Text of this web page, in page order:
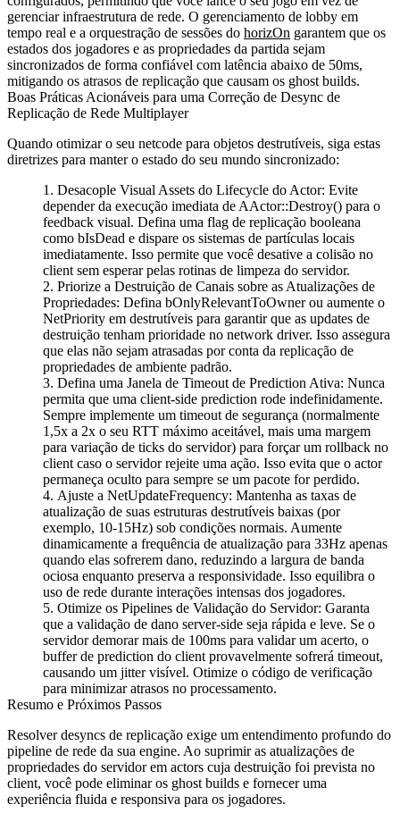
gerenciar infraestrutura de rede. O gerenciamento de lobby em
tempo real e a orquestração de sessões do horizOn garantem que os
estados dos jogadores e as propriedades da partida sejam
sincronizados de forma confiável com latência abaixo de 50ms,
mitigando os atrasos de replicação que causam os ghost builds.
Boas Práticas Acionáveis para uma Correção de Desync de
Replicação de Rede Multiplayer
Quando otimizar o seu netcode para objetos destrutíveis, siga estas
diretrizes para manter o estado do seu mundo sincronizado:
Desacople Visual Assets do Lifecycle do Actor: Evite
depender da execução imediata deAActor::Destroy() para o
feedback visual. Defina uma flag de replicação booleana
como bIsDead e dispare os sistemas de partículas locais
imediatamente. Isso permite que você desative a colisão no
client sem esperar pelas rotinas de limpeza do servidor.
Priorize a Destruição de Canais sobre as Atualizações de
Propriedades: Defina bOnlyRelevantToOwnerou aumente o
NetPriority em destrutíveis para garantir que as updates de
destruição tenham prioridade no network driver. Isso assegura
que elas não sejam atrasadas por conta da replicação de
propriedades de ambiente padrão.
Defina uma Janela de Timeout de Prediction Ativa: Nunca
permita que uma client-side prediction rode indefinidamente.
Sempre implemente um timeout de segurança (normalmente
1,5x a 2x o seu RTT máximo aceitável, mais uma margem
para variação de ticks do servidor) para forçar um rollback no
client caso o servidor rejeite uma ação. Isso evita que o actor
permaneça oculto para sempre se um pacote for perdido.
Ajuste a NetUpdateFrequency: Mantenha as taxas de
atualização de suas estruturas destrutíveis baixas (por
exemplo, 10-15Hz) sob condições normais. Aumente
dinamicamente a frequência de atualização para 33Hz apenas
quando elas sofrerem dano, reduzindo a largura de banda
ociosa enquanto preserva a responsividade. Isso equilibra o
uso de rede durante interações intensas dos jogadores.
Otimize os Pipelines de Validação do Servidor: Garanta
que a validação de dano server-side seja rápida e leve. Se o
servidor demorar mais de 100ms para validar um acerto, o
buffer de prediction do client provavelmente sofrerá timeout,
causando um jitter visível. Otimize o código de verificação
para minimizar atrasos no processamento.
Resumo e Próximos Passos
Resolver desyncs de replicação exige um entendimento profundo do
pipeline de rede da sua engine. Ao suprimir as atualizações de
propriedades do servidor em actors cuja destruição foi prevista no
client, você pode eliminar os ghost builds e fornecer uma
experiência fluida e responsiva para os jogadores.